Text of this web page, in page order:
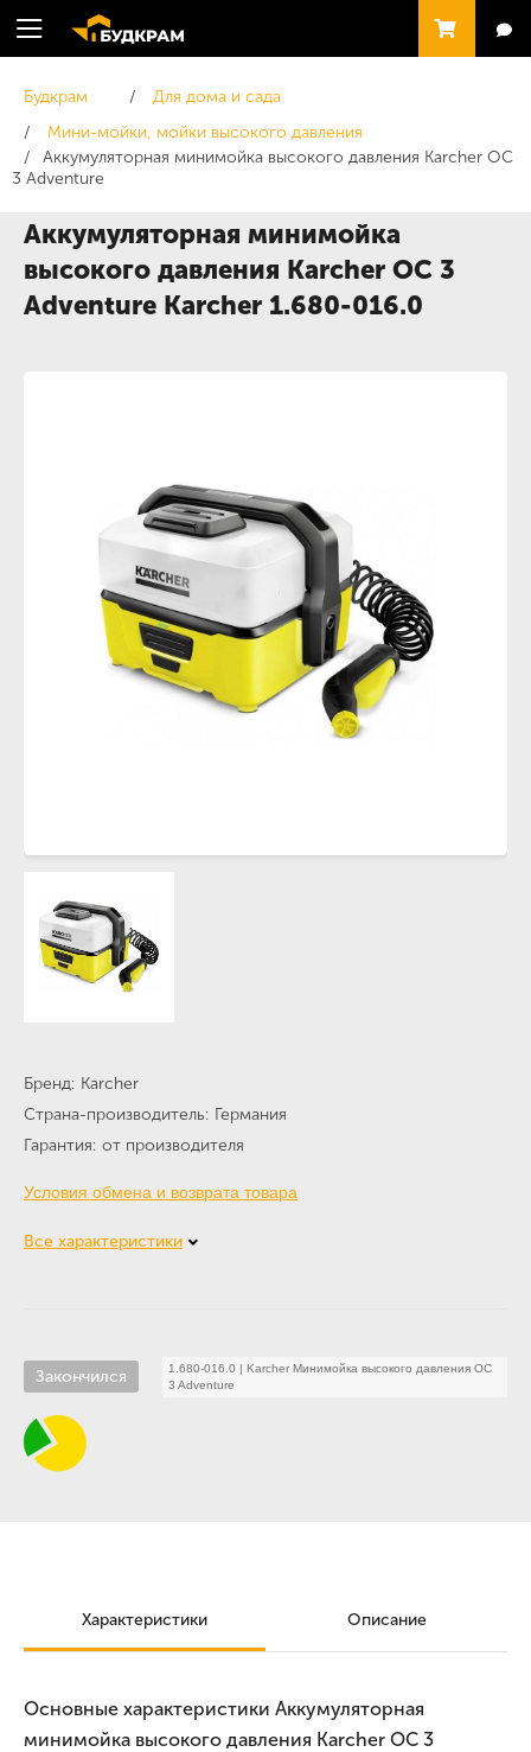
Будкрам
Для дома и сада
Мини-мойки, мойки высокого давления
Аккумуляторная минимойка высокого давления Karcher OC
3 Adventure
Аккумуляторная минимойка
высокого давления Karcher OC 3
Adventure Karcher 1.680-016.0
Бренд Karcher
Страна-производитель Германия
Гарантия от производителя
Условия обмена и возврата товара
Все характеристики
Закончился 1.680-016.0 | Karcher Минимойка высокого давления OC
3 Adventure
Характеристики Описание
Основные характеристики Аккумуляторная
минимойка высокого давления Karcher OC 3